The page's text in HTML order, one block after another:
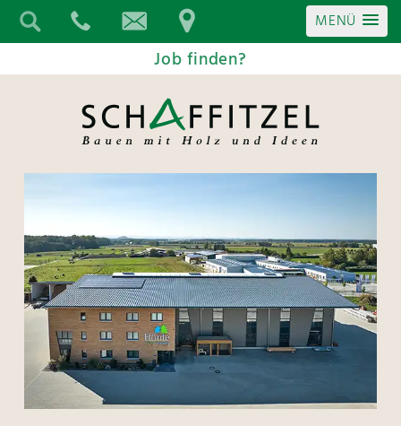
MENÜ
Job finden?